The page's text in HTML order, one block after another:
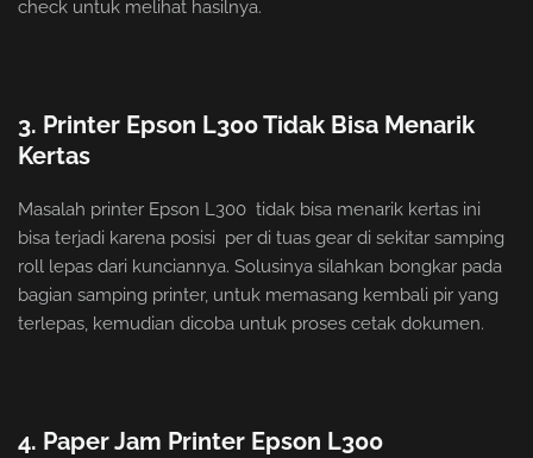
check untuk melihat hasilnya.
3. Printer Epson L300 Tidak Bisa Menarik
Kertas
Masalah printer Epson L300 tidak bisa menarik kertas ini
bisa terjadi karena posisi per di tuas gear di sekitar samping
roll lepas dari kunciannya. Solusinya silahkan bongkar pada
bagian samping printer, untuk memasang kembali pir yang
terlepas, kemudian dicoba untuk proses cetak dokumen.
4. Paper Jam Printer Epson L300